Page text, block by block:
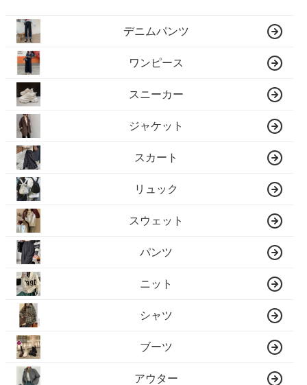
デニムパンツ
ワンピース
スニーカー
ジャケット
スカート
リュック
スウェット
パンツ
ニット
シャツ
ブーツ
アウター